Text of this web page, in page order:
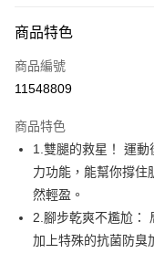
LINE Pay
Apple Pay
悠遊付
AFTEE先享後付
相關說明
【關於「AFTEE先享後付
AFTEE先享後付是「在收
便利好安心！
ATM付款
商品特色
商品編號
11548809
商品特色
1.雙腿的救星！ 運
力功能，能幫你撐住
然輕盈。
2.腳步乾爽不尷尬：
加上特殊的抗菌防臭